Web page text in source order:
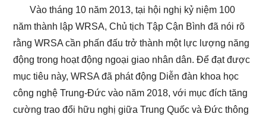
Vào tháng 10 năm 2013, tại hội nghị kỷ niệm 100
năm thành lập WRSA, Chủ tịch Tập Cận Bình đã nói rõ
rằng WRSA cần phấn đấu trở thành một lực lượng năng
động trong hoạt động ngoại giao nhân dân. Để đạt được
mục tiêu này, WRSA đã phát động Diễn đàn khoa học
công nghệ Trung-Đức vào năm 2018, với mục đích tăng
cường trao đổi hữu nghị giữa Trung Quốc và Đức thông